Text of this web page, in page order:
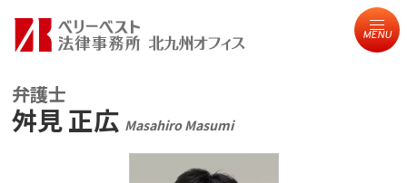
MENU
弁護士
舛見 正広 Masahiro Masumi